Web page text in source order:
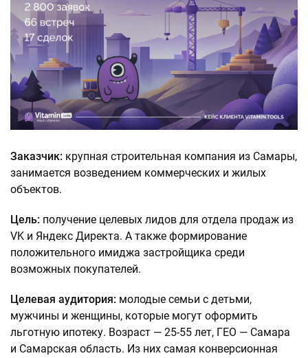
Заказчик: крупная строительная компания из Самары,
занимается возведением коммерческих и жилых
объектов.
Цель: получение целевых лидов для отдела продаж из
VK и Яндекс Директа. А также формирование
положительного имиджа застройщика среди
возможных покупателей.
Целевая аудитория: молодые семьи с детьми,
мужчины и женщины, которые могут оформить
льготную ипотеку. Возраст — 25-55 лет, ГЕО — Самара
и Самарская область. Из них самая конверсионная